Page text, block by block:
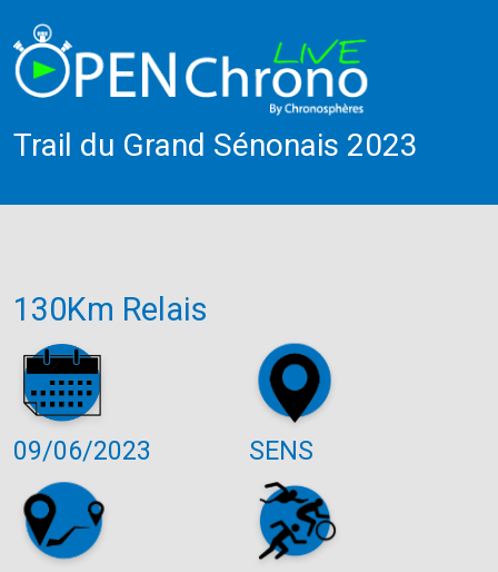
Trail du Grand Sénonais 2023
130Km Relais
09/06/2023 SENS